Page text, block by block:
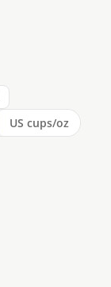
US cups/oz